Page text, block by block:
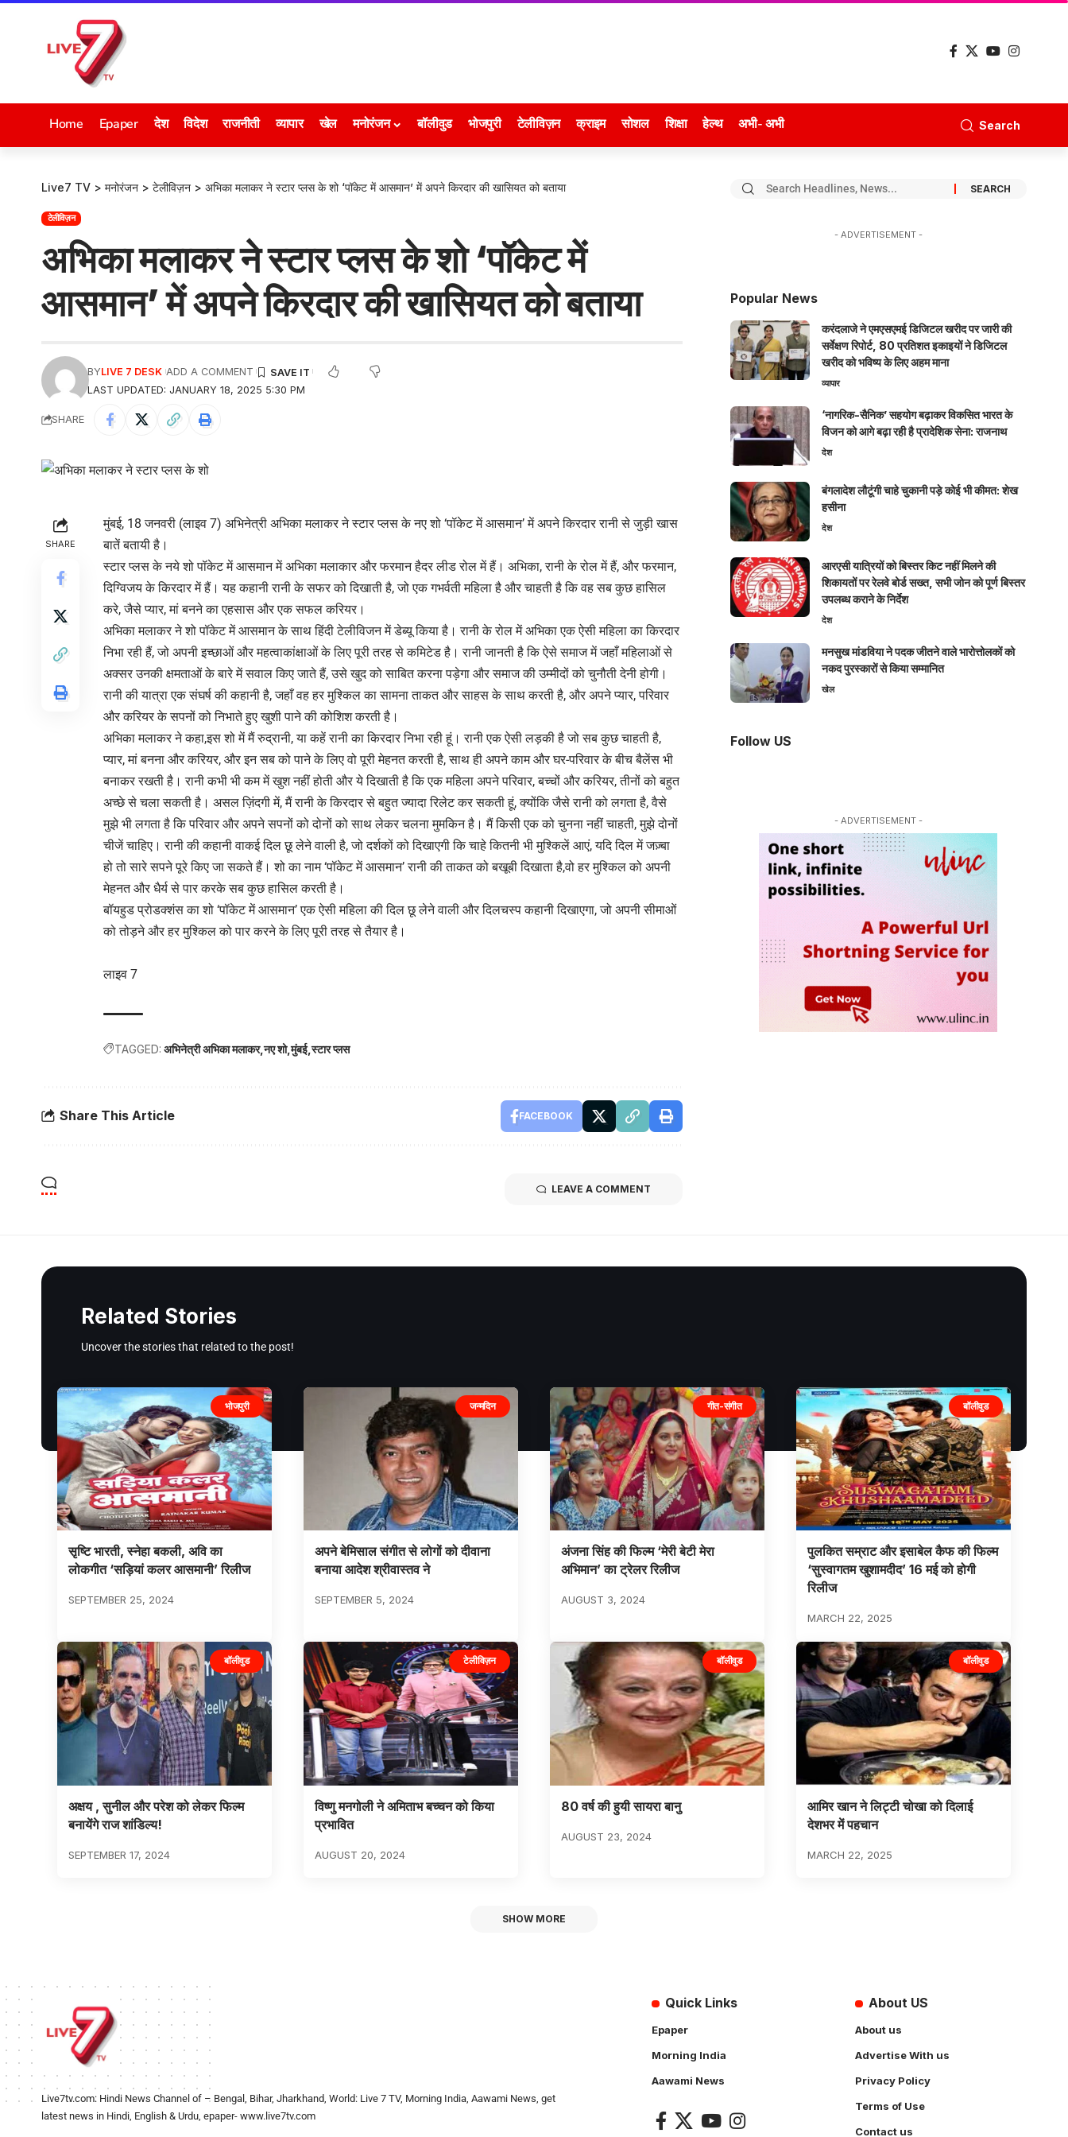
Home Epaper देश विदेश राजनीती व्यापार खेल मनोरंजन बॉलीवुड भोजपुरी टेलीविज़न क्राइम सोशल शिक्षा हेल्थ अभी- अभी Search
Live7 TV > मनोरंजन > टेलीविज़न > अभिका मलाकर ने स्टार प्लस के शो ‘पॉकेट में आसमान’ में अपने किरदार की खासियत को बताया
टेलीविज़न
अभिका मलाकर ने स्टार प्लस के शो ‘पॉकेट में
आसमान’ में अपने किरदार की खासियत को बताया
LAST UPDATED: JANUARY 18, 2025 5:30 PM
BYLIVE 7 DESK ADD A COMMENT
SHARE
SHARE
मुंबई, 18 जनवरी (लाइव 7) अभिनेत्री अभिका मलाकर ने स्टार प्लस के नए शो ‘पॉकेट में आसमान’ में अपने किरदार रानी से जुड़ी खास
बातें बतायी है।
स्टार प्लस के नये शो पॉकेट में आसमान में अभिका मलाकार और फरमान हैदर लीड रोल में हैं। अभिका, रानी के रोल में हैं, और फरमान,
दिग्विजय के किरदार में हैं। यह कहानी रानी के सफर को दिखाती है, जो एक गभर्वती महिला है और चाहती है कि वह सब कुछ हासिल
करे, जैसे प्यार, मां बनने का एहसास और एक सफल करियर।
अभिका मलाकर ने शो पॉकेट में आसमान के साथ हिंदी टेलीविजन में डेब्यू किया है। रानी के रोल में अभिका एक ऐसी महिला का किरदार
निभा रही हैं, जो अपनी इच्छाओं और महत्वाकांक्षाओं के लिए पूरी तरह से कमिटेड है। रानी जानती है कि ऐसे समाज में जहाँ महिलाओं से
अक्सर उनकी क्षमताओं के बारे में सवाल किए जाते हैं, उसे खुद को साबित करना पड़ेगा और समाज की उम्मीदों को चुनौती देनी होगी।
रानी की यात्रा एक संघर्ष की कहानी है, जहाँ वह हर मुश्किल का सामना ताकत और साहस के साथ करती है, और अपने प्यार, परिवार
और करियर के सपनों को निभाते हुए खुशी पाने की कोशिश करती है।
अभिका मलाकर ने कहा,इस शो में मैं रुद्रानी, या कहें रानी का किरदार निभा रही हूं। रानी एक ऐसी लड़की है जो सब कुछ चाहती है,
प्यार, मां बनना और करियर, और इन सब को पाने के लिए वो पूरी मेहनत करती है, साथ ही अपने काम और घर-परिवार के बीच बैलेंस भी
बनाकर रखती है। रानी कभी भी कम में खुश नहीं होती और ये दिखाती है कि एक महिला अपने परिवार, बच्चों और करियर, तीनों को बहुत
अच्छे से चला सकती है। असल ज़िंदगी में, मैं रानी के किरदार से बहुत ज्यादा रिलेट कर सकती हूं, क्योंकि जैसे रानी को लगता है, वैसे
मुझे भी लगता है कि परिवार और अपने सपनों को दोनों को साथ लेकर चलना मुमकिन है। मैं किसी एक को चुनना नहीं चाहती, मुझे दोनों
चीजें चाहिए। रानी की कहानी वाकई दिल छू लेने वाली है, जो दर्शकों को दिखाएगी कि चाहे कितनी भी मुश्किलें आएं, यदि दिल में जज़्बा
हो तो सारे सपने पूरे किए जा सकते हैं। शो का नाम ‘पॉकेट में आसमान’ रानी की ताकत को बखूबी दिखाता है,वो हर मुश्किल को अपनी
मेहनत और धैर्य से पार करके सब कुछ हासिल करती है।
बॉयहुड प्रोडक्शंस का शो ‘पॉकेट में आसमान’ एक ऐसी महिला की दिल छू लेने वाली और दिलचस्प कहानी दिखाएगा, जो अपनी सीमाओं
को तोड़ने और हर मुश्किल को पार करने के लिए पूरी तरह से तैयार है।
लाइव 7
TAGGED: अभिनेत्री अभिका मलाकर नए शो मुंबई स्टार प्लस
Share This Article FACEBOOK
LEAVE A COMMENT
- ADVERTISEMENT -
Popular News
करंदलाजे ने एमएसएमई डिजिटल खरीद पर जारी की
सर्वेक्षण रिपोर्ट, 80 प्रतिशत इकाइयों ने डिजिटल
खरीद को भविष्य के लिए अहम माना
व्यापार
‘नागरिक-सैनिक’ सहयोग बढ़ाकर विकसित भारत के
विजन को आगे बढ़ा रही है प्रादेशिक सेना: राजनाथ
देश
बंगलादेश लौटूंगी चाहे चुकानी पड़े कोई भी कीमत: शेख
हसीना
देश
आरएसी यात्रियों को बिस्तर किट नहीं मिलने की
शिकायतों पर रेलवे बोर्ड सख्त, सभी जोन को पूर्ण बिस्तर
उपलब्ध कराने के निर्देश
देश
मनसुख मांडविया ने पदक जीतने वाले भारोत्तोलकों को
नकद पुरस्कारों से किया सम्मानित
खेल
Follow US
- ADVERTISEMENT -
Related Stories
Uncover the stories that related to the post!
भोजपुरी
सृष्टि भारती, स्नेहा बकली, अवि का
लोकगीत ‘सड़ियां कलर आसमानी’ रिलीज
SEPTEMBER 25, 2024
जन्मदिन
अपने बेमिसाल संगीत से लोगों को दीवाना
बनाया आदेश श्रीवास्तव ने
SEPTEMBER 5, 2024
गीत-संगीत
अंजना सिंह की फिल्म ‘मेरी बेटी मेरा
अभिमान’ का ट्रेलर रिलीज
AUGUST 3, 2024
बॉलीवुड
पुलकित सम्राट और इसाबेल कैफ की फिल्म
‘सुस्वागतम खुशामदीद’ 16 मई को होगी
रिलीज
MARCH 22, 2025
बॉलीवुड
अक्षय , सुनील और परेश को लेकर फिल्म
बनायेंगे राज शांडिल्य!
SEPTEMBER 17, 2024
टेलीविज़न
विष्णु मनगोली ने अमिताभ बच्चन को किया
प्रभावित
AUGUST 20, 2024
बॉलीवुड
80 वर्ष की हुयी सायरा बानु
AUGUST 23, 2024
बॉलीवुड
आमिर खान ने लिट्टी चोखा को दिलाई
देशभर में पहचान
MARCH 22, 2025
SHOW MORE
Live7tv.com: Hindi News Channel of – Bengal, Bihar, Jharkhand, World: Live 7 TV, Morning India, Aawami News, get
latest news in Hindi, English & Urdu, epaper- www.live7tv.com
Quick Links
Epaper
Morning India
Aawami News
About US
About us
Advertise With us
Privacy Policy
Terms of Use
Contact us